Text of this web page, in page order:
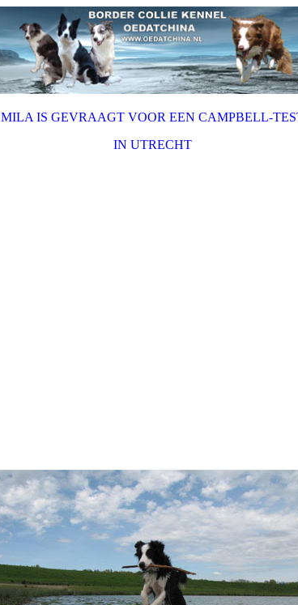
MILA IS GEVRAAGT VOOR EEN CAMPBELL-
IN UTRECHT